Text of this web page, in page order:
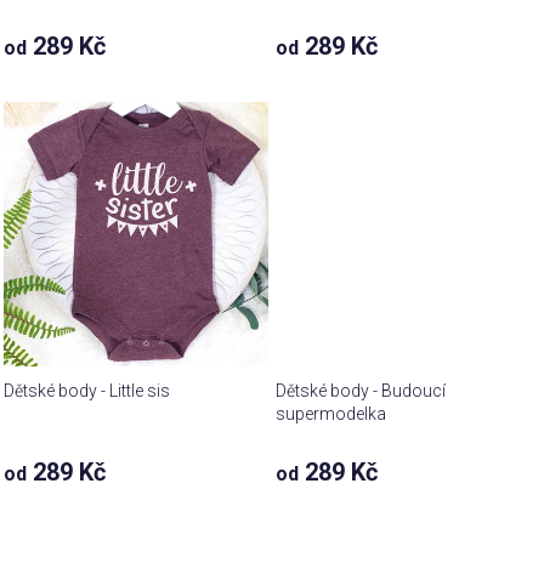
od 289 Kč od 289 Kč
Dětské body - Little sis
od 289 Kč
Dětské body - Budoucí
supermodelka
od 289 Kč